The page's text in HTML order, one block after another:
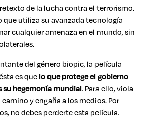
de la lucha contra el terrorismo.
que utiliza su avanzada tecnología
cualquier amenaza en el mundo, sin
del género biopic, la película
es quelo que protege el gobierno
su hegemonía mundial. Para ello, viola
y engaña a los medios. Por
no debes perderte esta película.